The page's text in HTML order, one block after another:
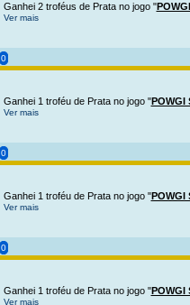
Ganhei 2 troféus de Prata no jogo "
Ver mais
0
Ganhei 1 troféu de Prata no jogo "POWGI
Ver mais
0
Ganhei 1 troféu de Prata no jogo "POWGI
Ver mais
0
Ganhei 1 troféu de Prata no jogo "POWGI
Ver mais